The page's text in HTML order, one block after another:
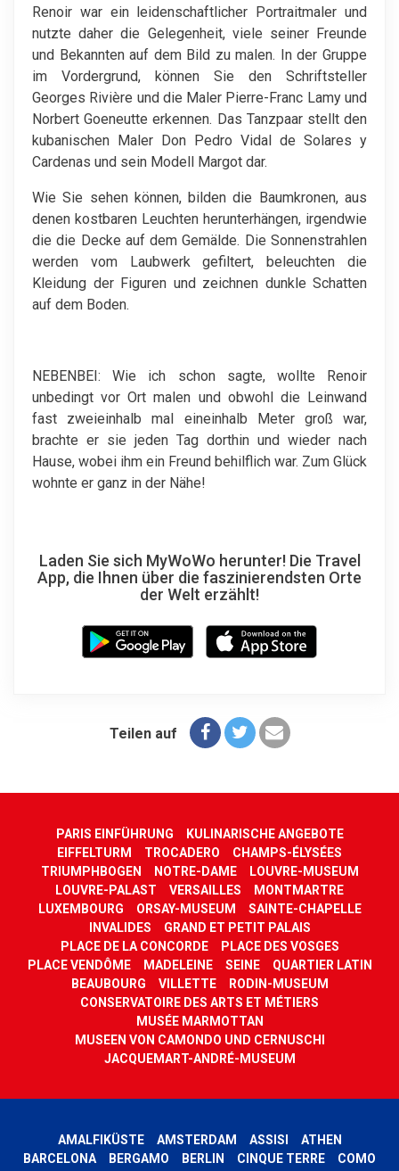
Renoir war ein leidenschaftlicher Portraitmaler und
nutzte daher die Gelegenheit, viele seiner Freunde
und Bekannten auf dem Bild zu malen. In der Gruppe
im Vordergrund, können Sie den Schriftsteller
Georges Rivière und die Maler Pierre-Franc Lamy und
Norbert Goeneutte erkennen. Das Tanzpaar stellt den
kubanischen Maler Don Pedro Vidal de Solares y
Cardenas und sein Modell Margot dar.
Wie Sie sehen können, bilden die Baumkronen, aus
denen kostbaren Leuchten herunterhängen, irgendwie
die die Decke auf dem Gemälde. Die Sonnenstrahlen
werden vom Laubwerk gefiltert, beleuchten die
Kleidung der Figuren und zeichnen dunkle Schatten
auf dem Boden.
NEBENBEI: Wie ich schon sagte, wollte Renoir
unbedingt vor Ort malen und obwohl die Leinwand
fast zweieinhalb mal eineinhalb Meter groß war,
brachte er sie jeden Tag dorthin und wieder nach
Hause, wobei ihm ein Freund behilflich war. Zum Glück
wohnte er ganz in der Nähe!
Laden Sie sich MyWoWo herunter! Die Travel
App, die Ihnen über die faszinierendsten Orte
der Welt erzählt!
Teilen auf
PARIS EINFÜHRUNG
KULINARISCHE ANGEBOTE
EIFFELTURM
TROCADERO
CHAMPS-ÉLYSÉES
TRIUMPHBOGEN
NOTRE-DAME
LOUVRE-MUSEUM
LOUVRE-PALAST
VERSAILLES
MONTMARTRE
LUXEMBOURG
ORSAY-MUSEUM
SAINTE-CHAPELLE
INVALIDES
GRAND ET PETIT PALAIS
PLACE DE LA CONCORDE
PLACE DES VOSGES
PLACE VENDÔME
MADELEINE SEINE
QUARTIER LATIN
BEAUBOURG
VILLETTE
RODIN-MUSEUM
CONSERVATOIRE DES ARTS ET MÉTIERS
MUSÉE MARMOTTAN
MUSEEN VON CAMONDO UND CERNUSCHI
JACQUEMART-ANDRÉ-MUSEUM
AMALFIKÜSTE AMSTERDAM ASSISI
ATHEN
BARCELONA
BERGAMO BERLIN CINQUE TERRE
COMO